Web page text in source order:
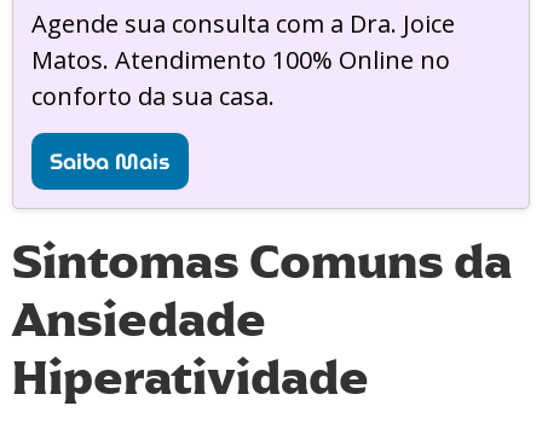
Agende sua consulta com a Dra. Joice
Matos. Atendimento 100% Online no
conforto da sua casa.
Saiba Mais
Sintomas Comuns da
Ansiedade
Hiperatividade